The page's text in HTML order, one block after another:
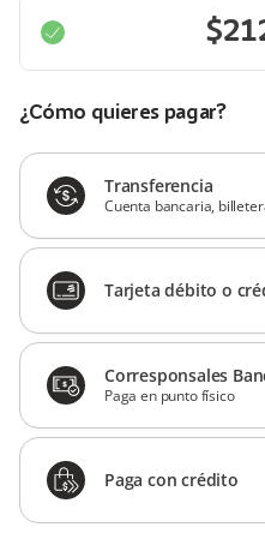
¿Cómo quieres pagar?
Transferencia
Cuenta bancaria,
Tarjeta débito o
Corresponsales
Paga en punto físico
Paga con crédito